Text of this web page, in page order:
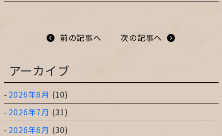
片田舎の小さなカフェ ガーデンアーツ
前の記事へ 次の記事へ
アーカイブ
2026年8月 (10)
2026年7月 (31)
2026年6月 (30)